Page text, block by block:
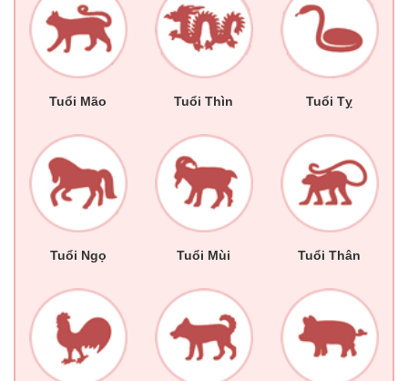
Tuổi Mão Tuổi Thìn Tuổi Tỵ
Tuổi Ngọ Tuổi Mùi Tuổi Thân